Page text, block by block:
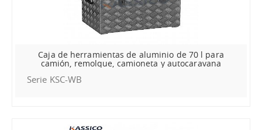
Caja de herramientas de aluminio de 70 l para
camión, remolque, camioneta y autocaravana
Serie KSC-WB